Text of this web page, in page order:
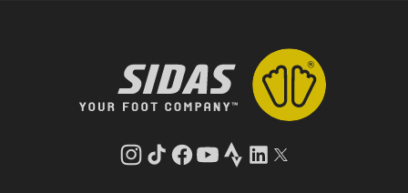
Instagram
TikTokFacebook
YouTube
StravaLinkedInTwitter